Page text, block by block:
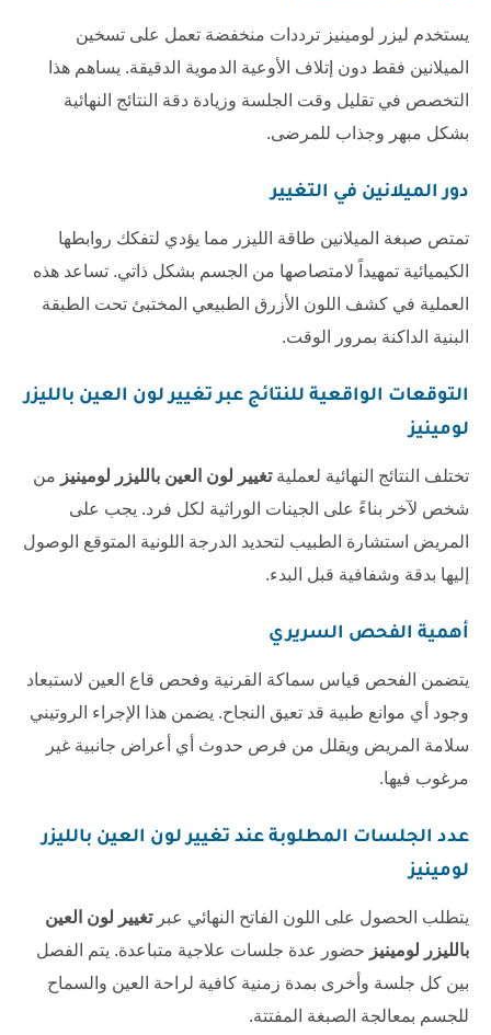
يستخدم ليزر لومينيز ترددات منخفضة تعمل على تسخين
الميلانين فقط دون إتلاف الأوعية الدموية الدقيقة. يساهم هذا
التخصص في تقليل وقت الجلسة وزيادة دقة النتائج النهائية
بشكل مبهر وجذاب للمرضى.
دور الميلانين في التغيير
تمتص صبغة الميلانين طاقة الليزر مما يؤدي لتفكك روابطها
الكيميائية تمهيداً لامتصاصها من الجسم بشكل ذاتي. تساعد هذه
العملية في كشف اللون الأزرق الطبيعي المختبئ تحت الطبقة
البنية الداكنة بمرور الوقت.
التوقعات الواقعية للنتائج عبرتغيير لون العين بالليزر
لومينيز
تختلف النتائج النهائية لعمليةتغيير لون العين بالليزر لومينيز من
شخص لآخر بناءً على الجينات الوراثية لكل فرد. يجب على
المريض استشارة الطبيب لتحديد الدرجة اللونية المتوقع الوصول
إليها بدقة وشفافية قبل البدء.
أهمية الفحص السريري
يتضمن الفحص قياس سماكة القرنية وفحص قاع العين لاستبعاد
وجود أي موانع طبية قد تعيق النجاح. يضمن هذا الإجراء الروتيني
سلامة المريض ويقلل من فرص حدوث أي أعراض جانبية غير
مرغوب فيها.
عدد الجلسات المطلوبة عند تغيير لون العين بالليزر
لومينيز
يتطلب الحصول على اللون الفاتح النهائي عبرتغيير لون العين
بالليزر لومينيز حضور عدة جلسات علاجية متباعدة. يتم الفصل
بين كل جلسة وأخرى بمدة زمنية كافية لراحة العين والسماح
للجسم بمعالجة الصبغة المفتتة.